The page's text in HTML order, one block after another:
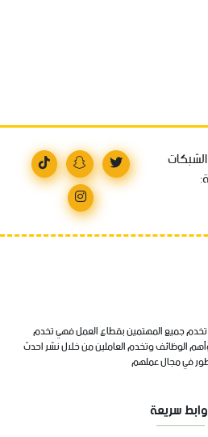
جميع المهتمين بقطاع العمل فهي تخدم
الوظائف وتخدم العاملين من خلال نشر احدث
في مجال عملهم
سريعة